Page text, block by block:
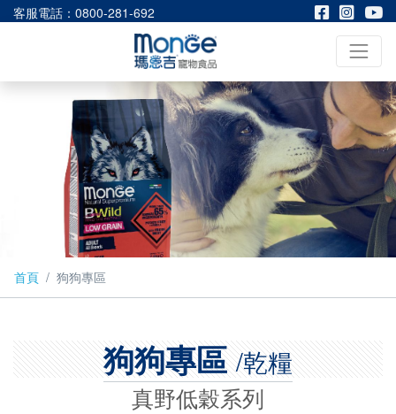
客服電話：0800-281-692
首頁 狗狗專區
狗狗專區/乾糧
真野低穀系列